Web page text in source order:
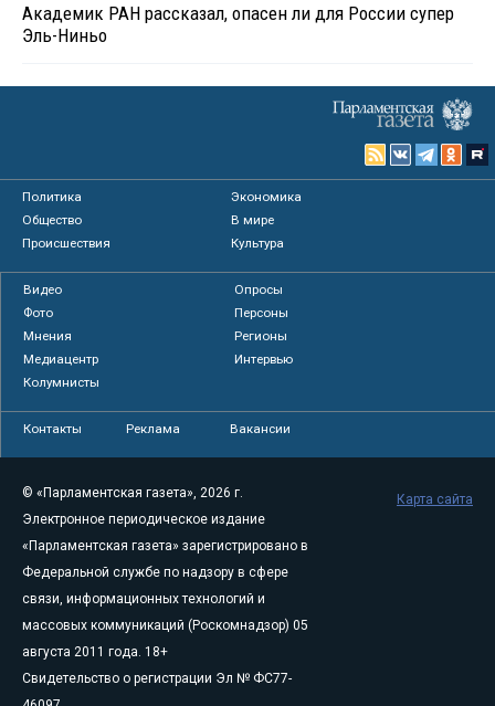
Академик РАН рассказал, опасен ли для России супер
Эль-Ниньо
Политика
Экономика
Общество
В мире
Происшествия
Культура
Видео
Опросы
Фото
Персоны
Мнения
Регионы
Медиацентр
Интервью
Колумнисты
Контакты Реклама Вакансии
© «Парламентская газета», 2026 г.
Электронное периодическое издание
«Парламентская газета» зарегистрировано в
Федеральной службе по надзору в сфере
связи, информационных технологий и
массовых коммуникаций (Роскомнадзор) 05
августа 2011 года. 18+
Свидетельство о регистрации Эл № ФС77-
Карта сайта